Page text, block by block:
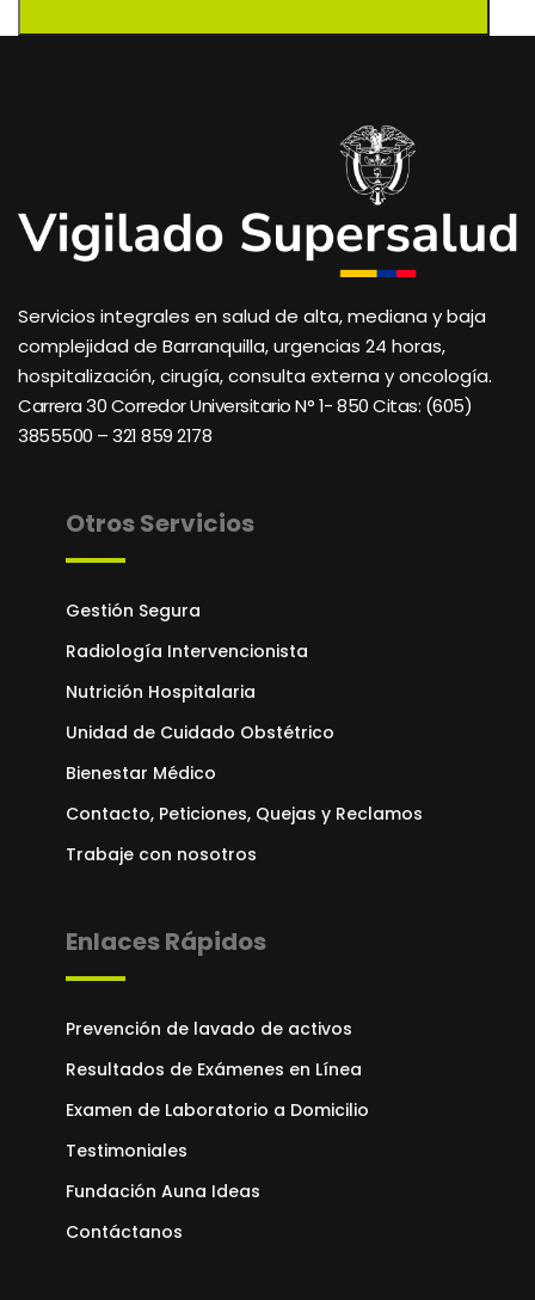
Servicios integrales en salud de alta, mediana y baja
complejidad de Barranquilla, urgencias 24 horas,
hospitalización, cirugía, consulta externa y oncología.
Carrera 30 Corredor Universitario N° 1- 850 Citas: (605)
3855500 – 321 859 2178
Otros Servicios
Gestión Segura
Radiología Intervencionista
Nutrición Hospitalaria
Unidad de Cuidado Obstétrico
Bienestar Médico
Contacto, Peticiones, Quejas y Reclamos
Trabaje con nosotros
Enlaces Rápidos
Prevención de lavado de activos
Resultados de Exámenes en Línea
Examen de Laboratorio a Domicilio
Testimoniales
Fundación Auna Ideas
Contáctanos